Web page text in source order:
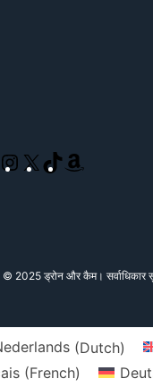
F
o
g
m
X
T
k
n
© 2025 ड्रोन और कैम। सर्वाधिकार
(Dutch)
(French)